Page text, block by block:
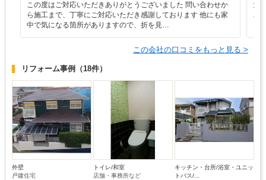
この度はご対応いただきありがとうございました 問い合わせか
ら施工まで、丁寧にご対応いただき感謝しております 他にも家
中で気になる箇所がありますので、折を見…
大
さ
この会社の口コミをもっと見る >
リフォーム事例 （18件）
外壁
戸建住宅
トイレ/和室
店舗・事務所など
キッチン・台所/浴室・ユニッ
トバス/...